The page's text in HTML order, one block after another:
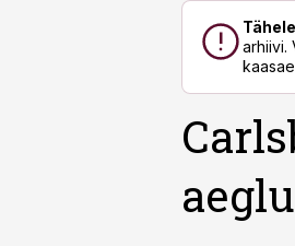
arhiivi.